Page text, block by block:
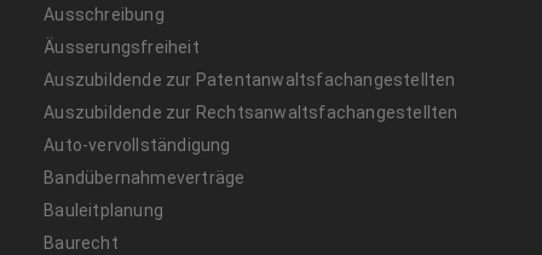
Ausschreibung
Äusserungsfreiheit
Auszubildende zur Patentanwaltsfachangestellten
Auszubildende zur Rechtsanwaltsfachangestellten
Auto-vervollständigung
Bandübernahmeverträge
Bauleitplanung
Baurecht